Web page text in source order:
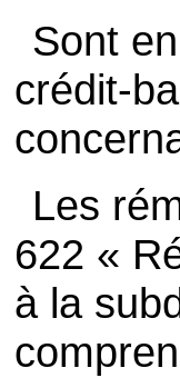
Sont
crédit-
Les
622 «
à la